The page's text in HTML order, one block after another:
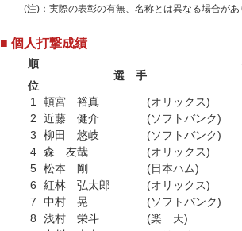
(注)：実際の表彰の有無、名称とは異なる場合があ
■ 個人打撃成績
順
位
選 手
1 頓宮 裕真
(オリックス)
2
近藤 健介
(ソフトバンク)
3
柳田 悠岐
(ソフトバンク)
4 森 友哉
(オリックス)
5 松本 剛
(日本ハム)
6
紅林 弘太郎
(オリックス)
7
中村 晃
(ソフトバンク)
8
浅村 栄斗
(楽 天)